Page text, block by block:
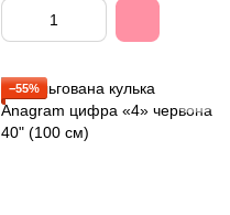
−55%